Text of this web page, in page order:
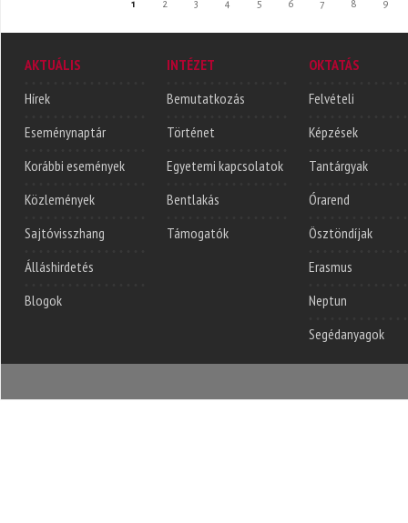
1 2 3 4 5 6 7 8 9
AKTUÁLIS
Hírek
Eseménynaptár
Korábbi események
Közlemények
Sajtóvisszhang
Álláshirdetés
Blogok
INTÉZET
Bemutatkozás
Történet
Egyetemi kapcsolatok
Bentlakás
Támogatók
OKTATÁS
Felvételi
Képzések
Tantárgyak
Órarend
Ösztöndíjak
Erasmus
Neptun
Segédanyagok